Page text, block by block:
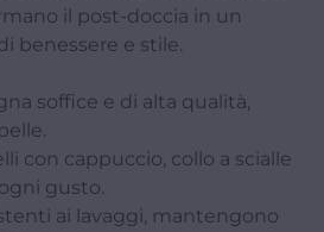
il post-doccia in un
benessere e stile.
soffice e di alta qualità,
con cappuccio, collo a scialle
gusto.
ai lavaggi, mantengono